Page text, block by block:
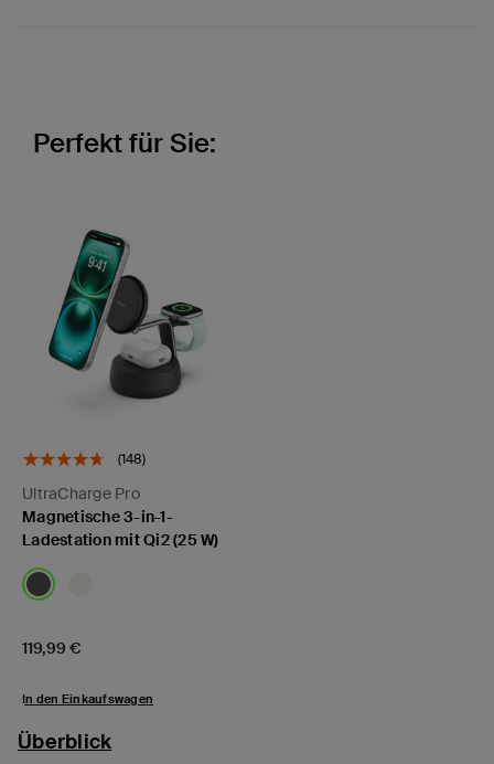
Perfekt für Sie:
(148)
UltraCharge Pro
Magnetische 3-in-1-
Ladestation mit Qi2 (25 W)
Price:
119,99 €
In den Einkaufswagen
Überblick